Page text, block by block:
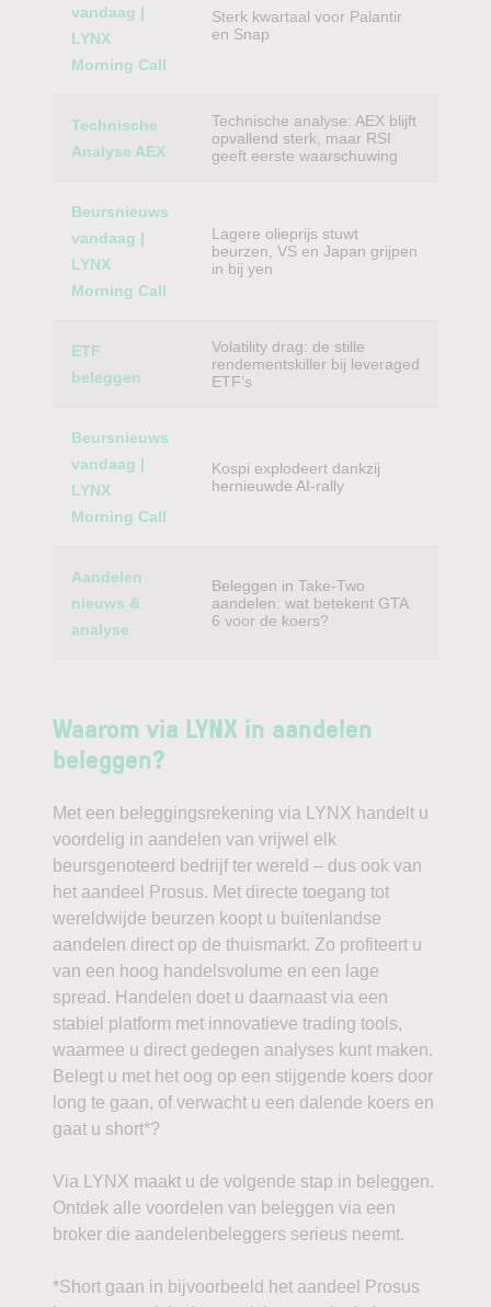
vandaag |
LYNX
Morning Call
Sterk kwartaal voor Palantir
en Snap
Technische
Analyse AEX
Technische analyse: AEX blijft
opvallend sterk, maar RSI
geeft eerste waarschuwing
Beursnieuws
vandaag |
LYNX
Morning Call
Lagere olieprijs stuwt
beurzen, VS en Japan grijpen
in bij yen
ETF
beleggen
Volatility drag: de stille
rendementskiller bij leveraged
ETF’s
Beursnieuws
vandaag |
LYNX
Morning Call
Kospi explodeert dankzij
hernieuwde AI-rally
Aandelen
nieuws &
analyse
Beleggen in Take-Two
aandelen: wat betekent GTA
6 voor de koers?
Waarom via LYNX in aandelen
beleggen?
Met een beleggingsrekening via LYNX handelt u
voordelig in aandelen van vrijwel elk
beursgenoteerd bedrijf ter wereld – dus ook van
het aandeel Prosus. Met directe toegang tot
wereldwijde beurzen koopt u buitenlandse
aandelen direct op de thuismarkt. Zo profiteert u
van een hoog handelsvolume en een lage
spread. Handelen doet u daarnaast via een
stabiel platform met innovatieve trading tools,
waarmee u direct gedegen analyses kunt maken.
Belegt u met het oog op een stijgende koers door
long te gaan, of verwacht u een dalende koers en
gaat u short*?
Via LYNX maakt u de volgende stap in beleggen.
Ontdek alle voordelen van beleggen via een
broker die aandelenbeleggers serieus neemt.
*Short gaan in bijvoorbeeld het aandeel Prosus